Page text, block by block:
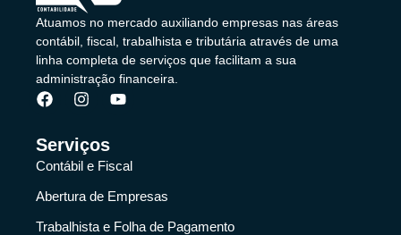
Atuamos no mercado auxiliando empresas nas áreas
contábil, fiscal, trabalhista e tributária através de uma
linha completa de serviços que facilitam a sua
administração financeira.
Serviços
Contábil e Fiscal
Abertura de Empresas
Trabalhista e Folha de Pagamento